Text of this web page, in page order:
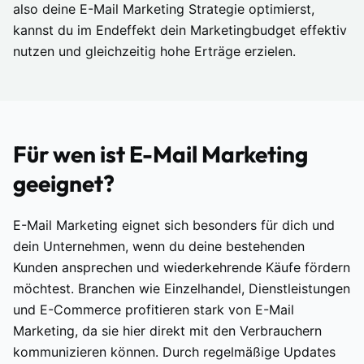
also deine E-Mail Marketing Strategie optimierst,
kannst du im Endeffekt dein Marketingbudget effektiv
nutzen und gleichzeitig hohe Erträge erzielen.
Für wen ist E-Mail Marketing
geeignet?
E-Mail Marketing eignet sich besonders für dich und
dein Unternehmen, wenn du deine bestehenden
Kunden ansprechen und wiederkehrende Käufe fördern
möchtest. Branchen wie Einzelhandel, Dienstleistungen
und E-Commerce profitieren stark von E-Mail
Marketing, da sie hier direkt mit den Verbrauchern
kommunizieren können. Durch regelmäßige Updates